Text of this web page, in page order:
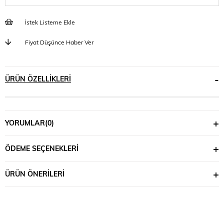
İstek Listeme Ekle
Fiyat Düşünce Haber Ver
ÜRÜN ÖZELLIKLERI
YORUMLAR(0)
ÖDEME SEÇENEKLERI
ÜRÜN ÖNERILERI